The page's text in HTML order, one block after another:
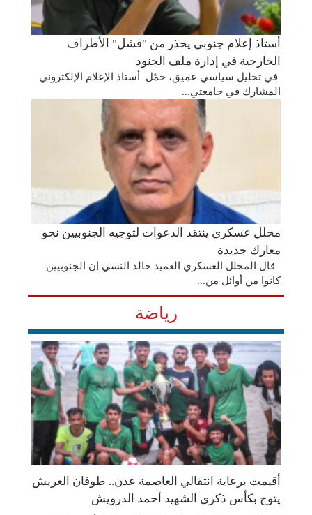
أستاذ إعلام جنوبي يحذر من "فشل" الأطراف
الخارجية في إدارة ملف الجنود
في تحليل سياسي عميق، حمّل أستاذ الإعلام الإلكتروني
المشارك في جامعتي...
محلل عسكري ينتقد الدعوات لتوجيه الجنوبيين نحو
معارك جديدة
قال المحلل العسكري العميد خالد النسي إن الجنوبيين
كانوا من أوائل من...
رياضة
أقيمت برعاية انتقالي العاصمة عدن.. طوفان العريش
يتوج بكأس ذكرى الشهيد أحمد الدرويش